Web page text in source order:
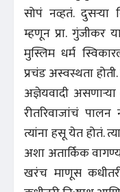
सोपं नव्हतं. दुसर्‍या
म्हणून प्रा. गुंजीकर
मुस्लिम धर्म
प्रचंड अस्वस्थता
अज्ञेयवादी
रीतरिवाजांचं
त्यांना हसू येत होतं.
अशा अतार्किक
खरंच माणूस